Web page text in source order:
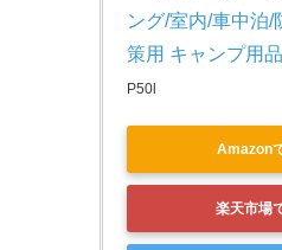
ング/室内/車中泊/
策用 キャンプ用品
P50l
Amazon
楽天市場